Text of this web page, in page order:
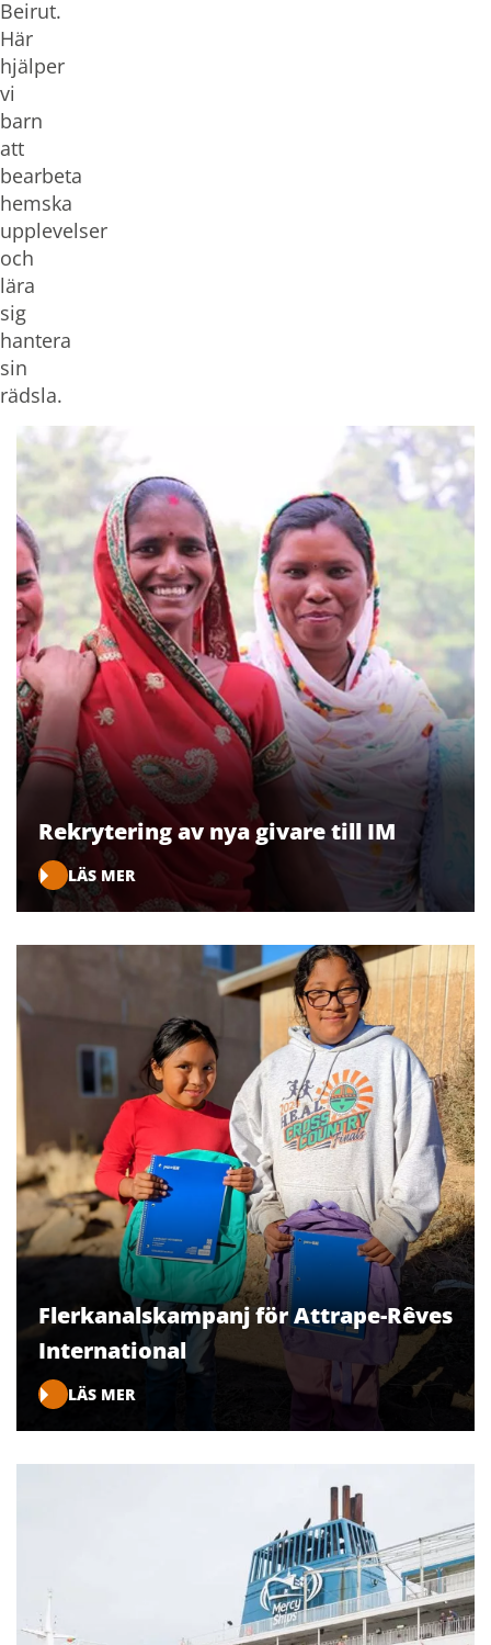
Beirut.
Här
hjälper
vi
barn
att
bearbeta
hemska
upplevelser
och
lära
sig
hantera
sin
rädsla.
Rekrytering av nya givare till IM
LÄS MER
Flerkanalskampanj för Attrape-Rêves
International
LÄS MER